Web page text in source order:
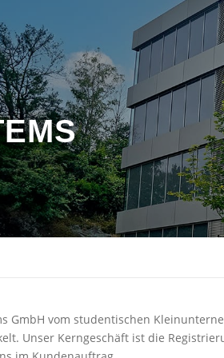
GmbH vom studentischen
Unser Kerngeschäft ist die